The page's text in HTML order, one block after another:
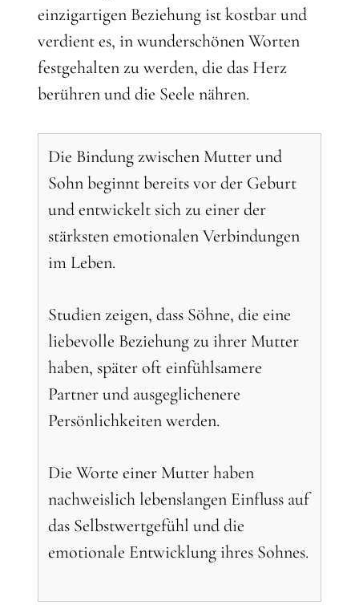
einzigartigen Beziehung ist kostbar und
verdient es, in wunderschönen Worten
festgehalten zu werden, die das Herz
berühren und die Seele nähren.
Die Bindung zwischen Mutter und
Sohn beginnt bereits vor der Geburt
und entwickelt sich zu einer der
stärksten emotionalen Verbindungen
im Leben.
Studien zeigen, dass Söhne, die eine
liebevolle Beziehung zu ihrer Mutter
haben, später oft einfühlsamere
Partner und ausgeglichenere
Persönlichkeiten werden.
Die Worte einer Mutter haben
nachweislich lebenslangen Einfluss auf
das Selbstwertgefühl und die
emotionale Entwicklung ihres Sohnes.